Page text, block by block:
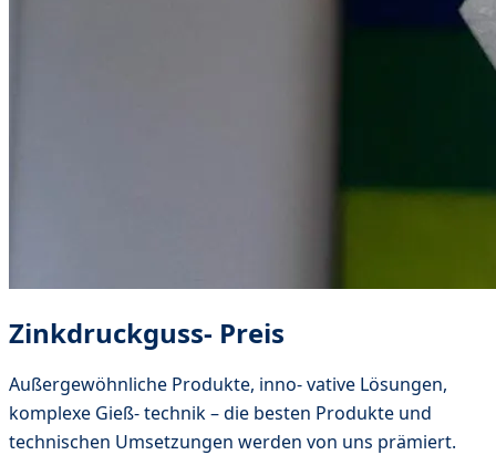
Zinkdruckguss- Preis
Außergewöhnliche Produkte, inno- vative Lösungen,
komplexe Gieß- technik – die besten Produkte und
technischen Umsetzungen werden von uns prämiert.